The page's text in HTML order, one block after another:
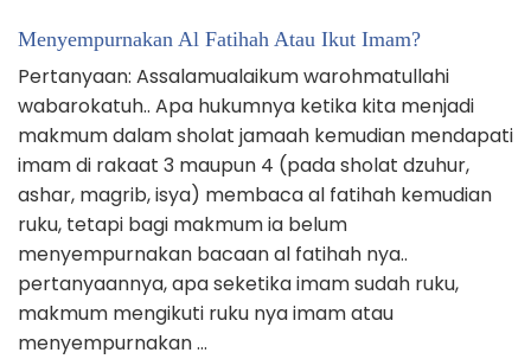
Menyempurnakan Al Fatihah Atau Ikut Imam?
Pertanyaan: Assalamualaikum warohmatullahi
wabarokatuh.. Apa hukumnya ketika kita menjadi
makmum dalam sholat jamaah kemudian mendapati
imam di rakaat 3 maupun 4 (pada sholat dzuhur,
ashar, magrib, isya) membaca al fatihah kemudian
ruku, tetapi bagi makmum ia belum
menyempurnakan bacaan al fatihah nya..
pertanyaannya, apa seketika imam sudah ruku,
makmum mengikuti ruku nya imam atau
menyempurnakan …